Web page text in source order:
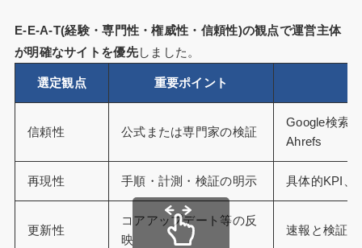
E-E-A-T(経験・専門性・権威性・信頼性)の観点で運営主体
が明確なサイトを優先しました。
選定観点 重要ポイント
信頼性 公式または専門家の検証
Google検索
Ahrefs
再現性 手順・計測・検証の明示 具体的KPI、
更新性
コアアップデート等の反
映
速報と検証